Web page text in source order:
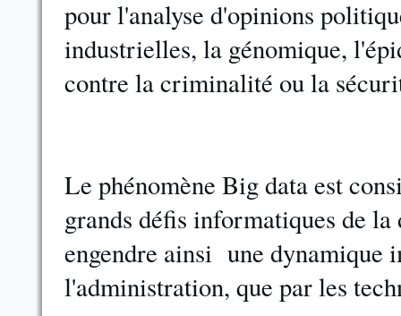
pour l'analyse d'opinions
industrielles, la génomique,
contre la criminalité ou la
Le phénomène Big data est
grands défis informatiques de
engendre ainsi une dynamique
l'administration, que par les